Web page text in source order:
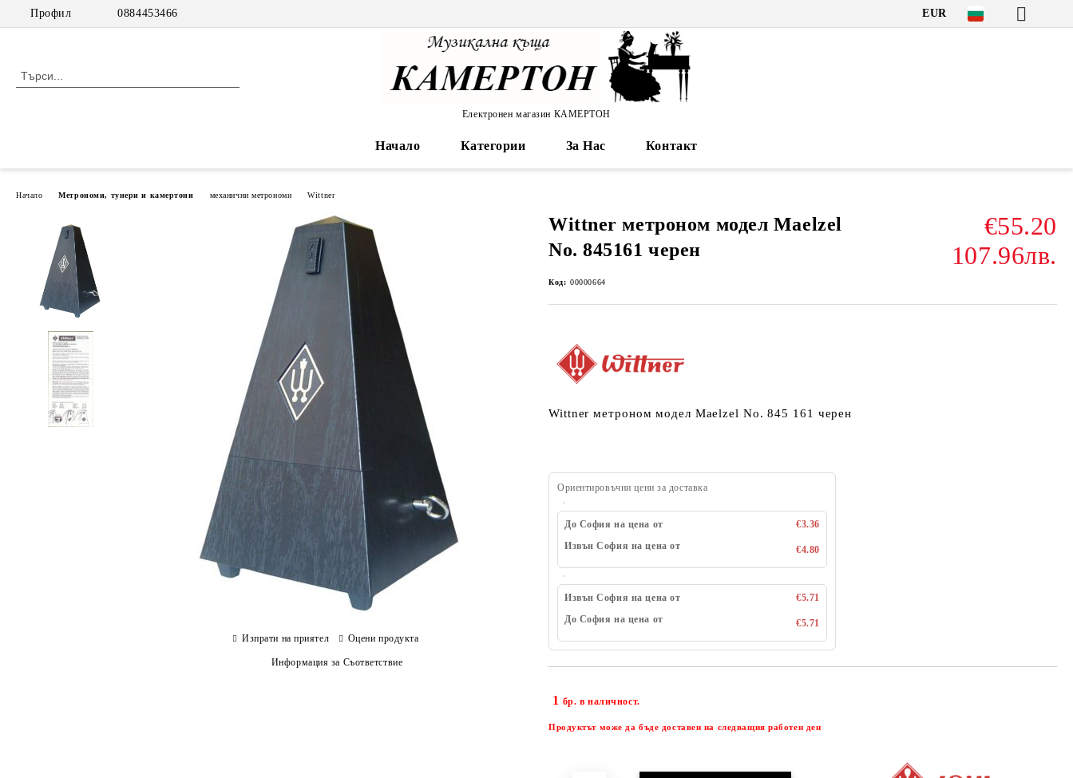
Профил 0884453466 EUR
Електронен магазин КАМЕРТОН
Начало Категории За Нас Контакт
Начало Метрономи, тунери и камертони механични метрономи Wittner
Wittner метроном модел Maelzel
No. 845161 черен
€55.20
107.96лв.
Код: 00000664
Wittner метроном модел Maelzel No. 845 161 черен
Ориентировъчни цени за доставка
До София на цена от
€3.36
Извън София на цена от
€4.80
Извън София на цена от
€5.71
До София на цена от
€5.71
1 бр. в наличност.
Продуктът може да бъде доставен на следващия работен ден
Изпрати на приятел Оцени продукта
Информация за Съответствие